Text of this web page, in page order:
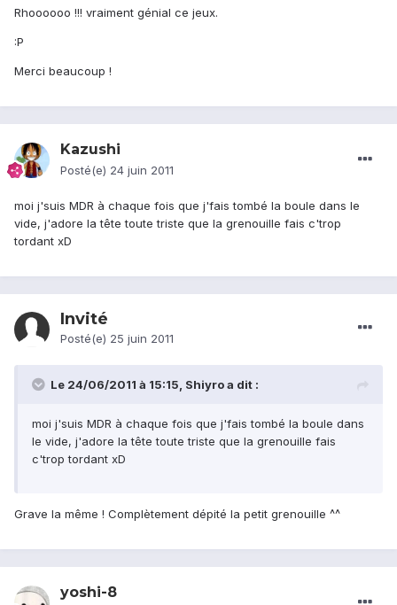
Rhoooooo !!! vraiment génial ce jeux.
:P
Merci beaucoup !
Kazushi
Posté(e) 24 juin 2011
moi j'suis MDR à chaque fois que j'fais tombé la boule dans le
vide, j'adore la tête toute triste que la grenouille fais c'trop
tordant xD
Invité
Posté(e) 25 juin 2011
Le 24/06/2011 à 15:15, Shiyro a dit :
moi j'suis MDR à chaque fois que j'fais tombé la boule dans
le vide, j'adore la tête toute triste que la grenouille fais
c'trop tordant xD
Grave la même ! Complètement dépité la petit grenouille ^^
yoshi-8